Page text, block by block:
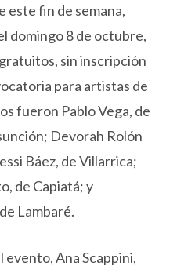
este fin de semana,
domingo 8 de octubre,
sin inscripción
para artistas de
fueron Pablo Vega, de
Devorah Rolón
Báez, de Villarrica;
de Capiatá; y
Lambaré.
Ana Scappini,